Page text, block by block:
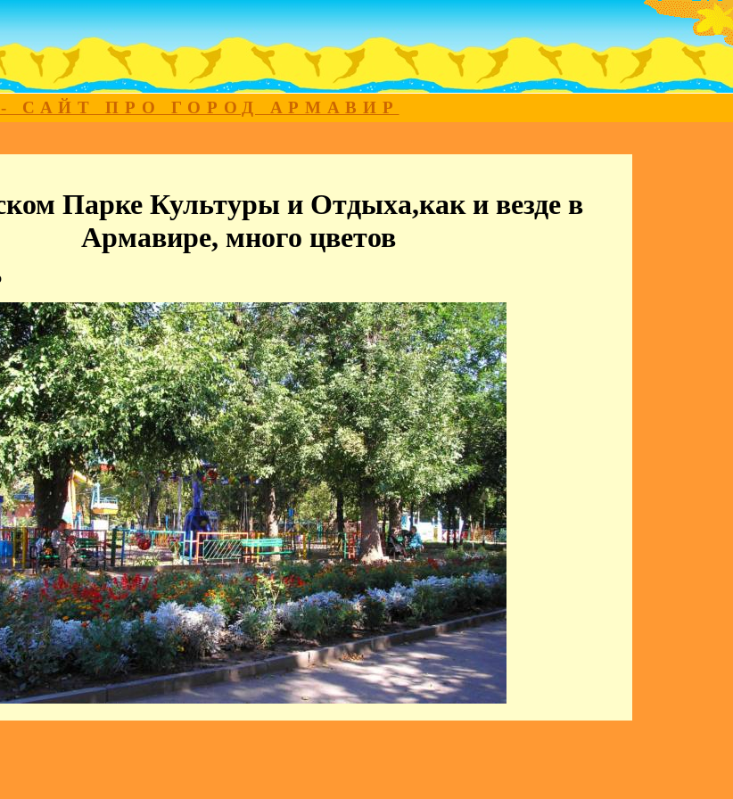
- САЙТ ПРО ГОРОД АРМАВИР
Парке Культуры и Отдыха,как и везде в
Армавире, много цветов